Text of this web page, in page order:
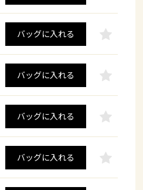
バッグに入れる
バッグに入れる
バッグに入れる
バッグに入れる